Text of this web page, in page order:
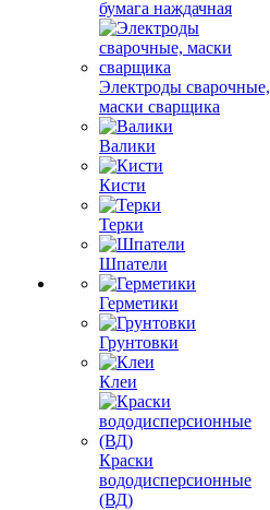
бумага наждачная
Электроды сварочные,
маски сварщика
Валики
Кисти
Терки
Шпатели
Герметики
Грунтовки
Клеи
Краски
вододисперсионные
(ВД)